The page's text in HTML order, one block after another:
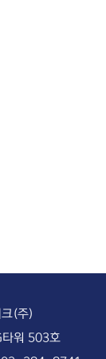
(주)
타워 503호